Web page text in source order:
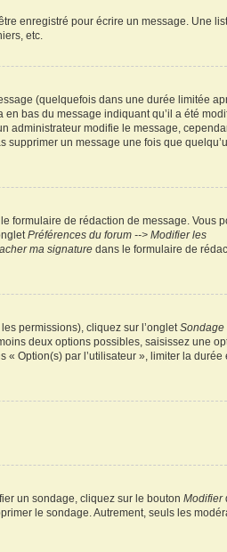
enregistré pour écrire un message. Une
etc.
(quelquefois dans une durée limitée
bas du message indiquant qu’il a été
administrateur modifie le message,
un message une fois que
formulaire de rédaction de message. Vous
Préférences du forum --> Modifier les
ma signature dans le formulaire de
permissions), cliquez sur l’ongletSondage
deux options possibles, saisissez une
Option(s) par l’utilisateur », limiter la durée
un sondage, cliquez sur le boutonModifier
le sondage. Autrement, seuls les